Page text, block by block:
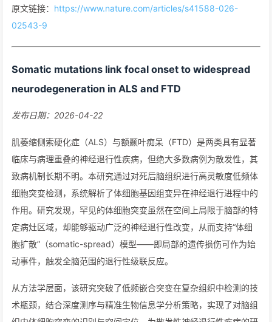
原文链接： https://www.nature.com/articles/s41588-026-
02543-9
Somatic mutations link focal onset to widespread
neurodegeneration in ALS and FTD
发布日期：2026-04-22
肌萎缩侧索硬化症（ALS）与额颞叶痴呆（FTD）是两类具有显著
临床与病理重叠的神经退行性疾病，但绝大多数病例为散发性，其
致病机制长期不明。本研究通过对死后脑组织进行高灵敏度低频体
细胞突变检测，系统解析了体细胞基因组变异在神经退行进程中的
作用。研究发现，罕见的体细胞突变虽然在空间上局限于脑部的特
定病灶区域，却能够驱动广泛的神经退行性改变，从而支持“体细
胞扩散”（somatic-spread）模型——即局部的遗传损伤可作为始
动事件，触发全脑范围的退行性级联反应。
从方法学层面，该研究突破了低频嵌合突变在复杂组织中检测的技
术瓶颈，结合深度测序与精准生物信息学分析策略，实现了对脑组